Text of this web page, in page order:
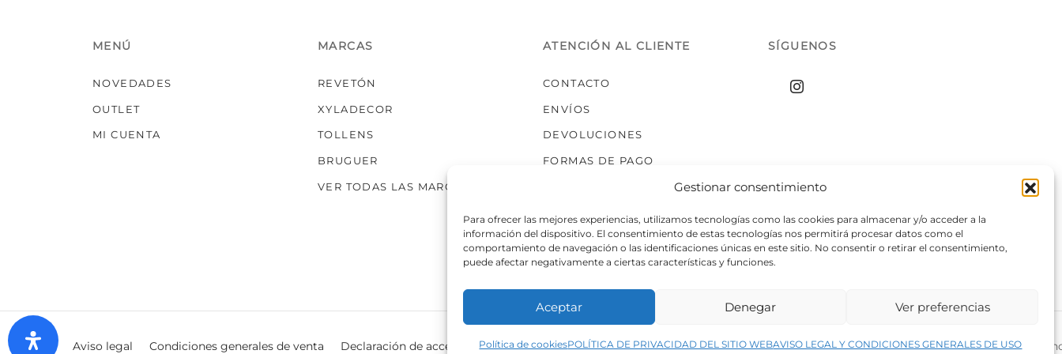
Gestionar consentimiento
Para ofrecer las mejores experiencias, utilizamos tecnologías como las cookies para almacenar y/o acceder a la
información del dispositivo. El consentimiento de estas tecnologías nos permitirá procesar datos como el
comportamiento de navegación o las identificaciones únicas en este sitio. No consentir o retirar el consentimiento,
puede afectar negativamente a ciertas características y funciones.
Aceptar Denegar Ver preferencias
Política de cookiesPOLÍTICA DE PRIVACIDAD DEL SITIO WEBAVISO LEGAL Y CONDICIONES GENERALES DE USO
MENÚ
NOVEDADES
OUTLET
MI CUENTA
MARCAS
REVETÓN
XYLADECOR
TOLLENS
BRUGUER
VER TODAS LAS MARCAS
ATENCIÓN AL CLIENTE
CONTACTO
ENVÍOS
DEVOLUCIONES
FORMAS DE PAGO
SÍGUENOS
Aviso legal Condiciones generales de venta Declaración de accesibilidad Política de cookies Política de privacidad del sitio web ©2026 Decopintur- todos los